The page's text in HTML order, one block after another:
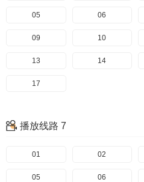
05 06
09 10
13 14
17
播放线路 7
01 02
05 06